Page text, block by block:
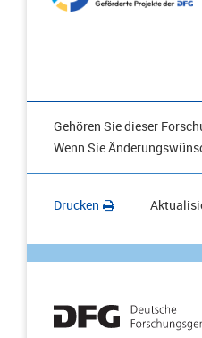
Gehören Sie dieser
Wenn Sie
Drucken